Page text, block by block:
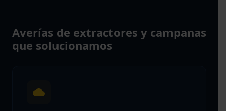
Averías de extractores y campanas
que solucionamos